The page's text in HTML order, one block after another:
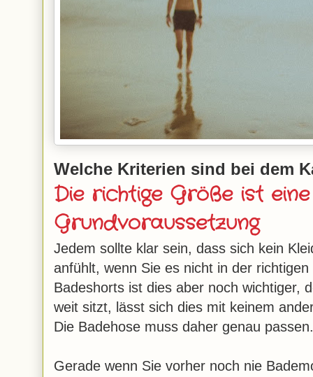
Welche Kriterien sind bei dem
Die richtige Größe ist eine
Grundvoraussetzung
Jedem sollte klar sein, dass sich kein
anfühlt, wenn Sie es nicht in der
Badeshorts ist dies aber noch wichtiger,
weit sitzt, lässt sich dies mit keinem
Die Badehose muss daher genau passen.
Gerade wenn Sie vorher noch nie